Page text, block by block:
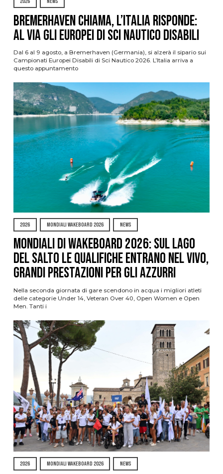
2026 NEWS
Bremerhaven chiama, l’Italia risponde:
al via gli Europei di Sci Nautico Disabili
Dal 6 al 9 agosto, a Bremerhaven (Germania), si alzerà il sipario sui
Campionati Europei Disabili di Sci Nautico 2026. L’Italia arriva a
questo appuntamento
2026 MONDIALI WAKEBOARD 2026 NEWS
Mondiali di Wakeboard 2026: sul Lago
del Salto le qualifiche entrano nel vivo,
grandi prestazioni per gli azzurri
Nella seconda giornata di gare scendono in acqua i migliori atleti
delle categorie Under 14, Veteran Over 40, Open Women e Open
Men. Tanti i
2026 MONDIALI WAKEBOARD 2026 NEWS